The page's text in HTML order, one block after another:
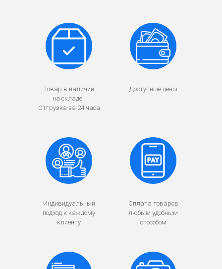
Товар в наличии
на складе.
Отгрузка за 24 часа
Доступные цены
Индивидуальный
подход к каждому
клиенту
Оплата товаров
любым удобным
способом